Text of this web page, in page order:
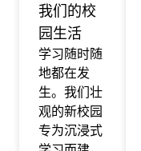
我们的校
园生活
学习随时随
地都在发
生。我们壮
观的新校园
专为沉浸式